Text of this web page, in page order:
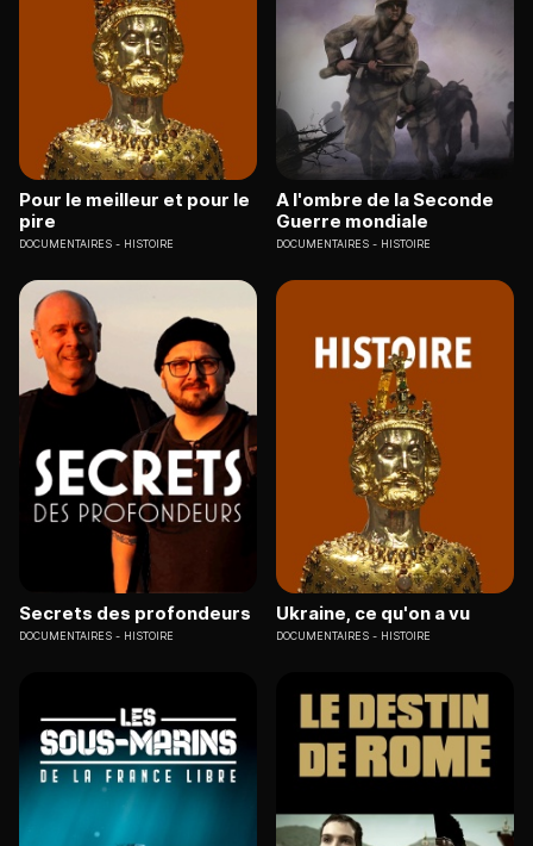
Pour le meilleur et pour le
pire
DOCUMENTAIRES HISTOIRE
A l'ombre de la Seconde
Guerre mondiale
DOCUMENTAIRES HISTOIRE
Secrets des profondeurs
DOCUMENTAIRES HISTOIRE
Ukraine, ce qu'on a vu
DOCUMENTAIRES HISTOIRE